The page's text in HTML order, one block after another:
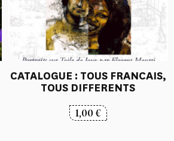
CATALOGUE : TOUS FRANCAIS,
TOUS DIFFERENTS
1,00€